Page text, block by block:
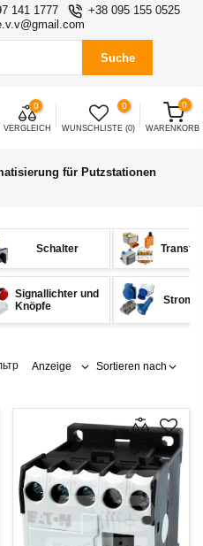
141 1777
+38 095 155 0525
Suche
0
VERGLEICH
0
WUNSCHLISTE (0)
0
WARENKORB
für Putzstationen
Schalter
Signallichter und
Knöpfe
Anzeige Sortieren nach